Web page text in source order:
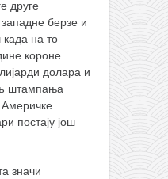
друге
берзе и
када на то
короне
долара и
штампања
Америчке
постају још
значи